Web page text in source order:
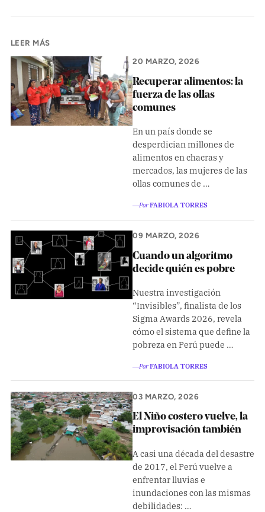
LEER MÁS
20 MARZO, 2026
Recuperar alimentos: la
fuerza de las ollas
comunes
En un país donde se
desperdician millones de
alimentos en chacras y
mercados, las mujeres de las
ollas comunes de …
―PorFABIOLA TORRES
09 MARZO, 2026
Cuando un algoritmo
decide quién es pobre
Nuestra investigación
“Invisibles”, finalista de los
Sigma Awards 2026, revela
cómo el sistema que define la
pobreza en Perú puede …
―PorFABIOLA TORRES
03 MARZO, 2026
El Niño costero vuelve, la
improvisación también
A casi una década del desastre
de 2017, el Perú vuelve a
enfrentar lluvias e
inundaciones con las mismas
debilidades: …